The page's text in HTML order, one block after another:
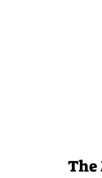
The